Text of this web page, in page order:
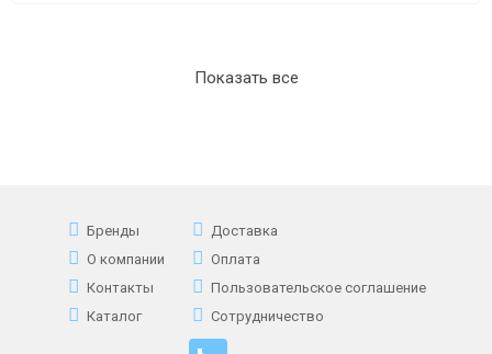
Показать все
Бренды
О компании
Контакты
Каталог
Доставка
Оплата
Пользовательское соглашение
Сотрудничество